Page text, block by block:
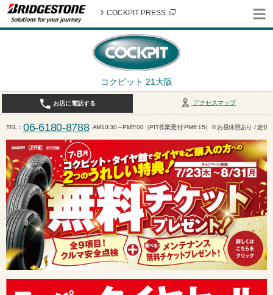
コクピット 21大阪
COCKPIT PRESS
アクセスマップ
お店に電話する
TEL 06-6180-8788 AM10:30～PM7:00（PIT作業受付:PM6:15）※お昼休憩あり / 定休